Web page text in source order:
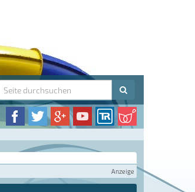
Anzeige